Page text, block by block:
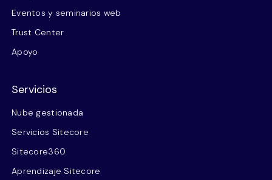
Eventos y seminarios web
Trust Center
Apoyo
Servicios
Nube gestionada
Servicios Sitecore
Sitecore360
Aprendizaje Sitecore